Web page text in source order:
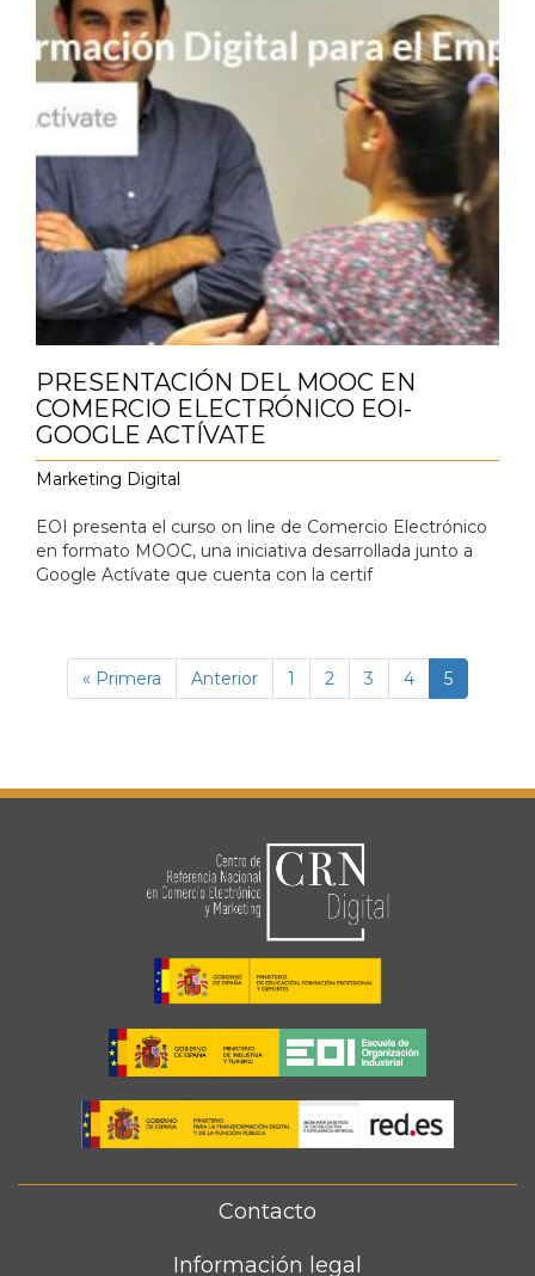
PRESENTACIÓN DEL MOOC EN
COMERCIO ELECTRÓNICO EOI-
GOOGLE ACTÍVATE
Marketing Digital
EOI presenta el curso on line de Comercio Electrónico
en formato MOOC, una iniciativa desarrollada junto a
Google Actívate que cuenta con la certif
Paginación
Primera
página
« Primera
Página
anterior
Anterior Página
1 Página
2 Página
3 Página
4
Página
actual
5
Contacto
Información legal